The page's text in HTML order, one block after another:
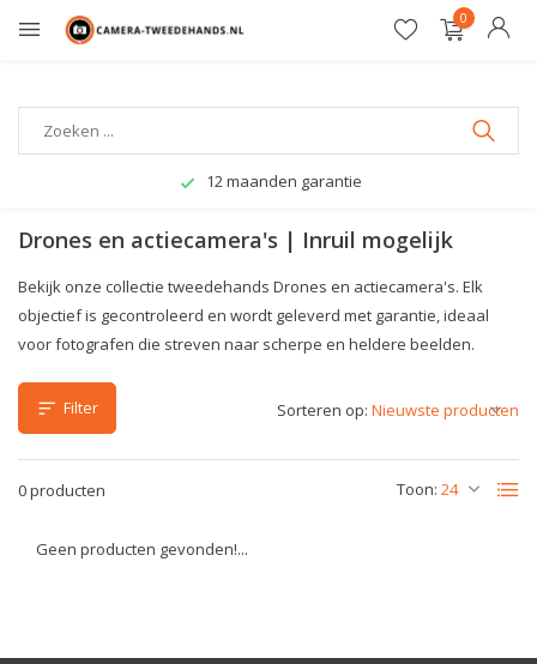
0
12 maanden garantie
Drones en actiecamera's | Inruil mogelijk
Bekijk onze collectie tweedehands Drones en actiecamera's. Elk
objectief is gecontroleerd en wordt geleverd met garantie, ideaal
voor fotografen die streven naar scherpe en heldere beelden.
Filter
0 producten Toon:
Sorteren op:
Geen producten gevonden!...